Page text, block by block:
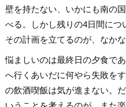
壁を持たない、いかにも南の
べる。しかし残りの4日間につ
その計画を立てるのが、なかな
悩ましいのは最終日の夕食で
へ行くあいだに何やら失敗を
の飲酒喫飯は気が進まない。